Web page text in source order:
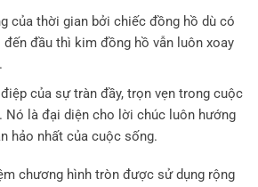
của thời gian bởi chiếc đồng hồ dù có
đầu thì kim đồng hồ vẫn luôn xoay
của sự tràn đầy, trọn vẹn trong cuộc
Nó là đại diện cho lời chúc luôn hướng
hảo nhất của cuộc sống.
chương hình tròn được sử dụng rộng